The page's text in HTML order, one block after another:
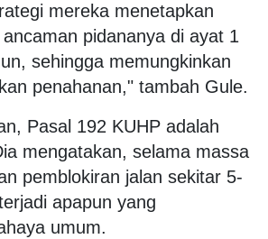
mereka menetapkan
pidananya di ayat 1
sehingga memungkinkan
penahanan," tambah Gule.
Pasal 192 KUHP adalah
mengatakan, selama massa
pemblokiran jalan sekitar 5-
apapun yang
umum.